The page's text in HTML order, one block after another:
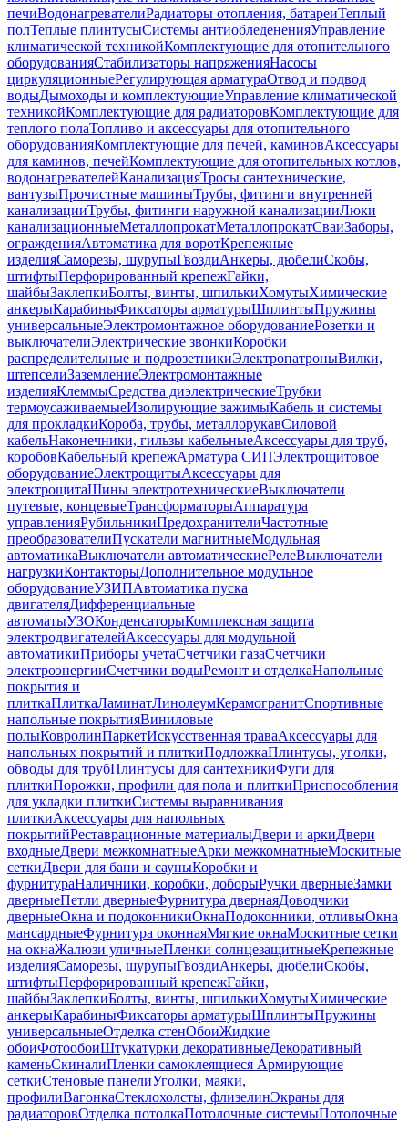
печиВодонагревателиРадиаторы отопления, батареиТеплый
полТеплые плинтусыСистемы антиобледененияУправление
климатической техникойКомплектующие для отопительного
оборудованияСтабилизаторы напряженияНасосы
циркуляционныеРегулирующая арматураОтвод и подвод
водыДымоходы и комплектующиеУправление климатической
техникойКомплектующие для радиаторовКомплектующие для
теплого полаТопливо и аксессуары для отопительного
оборудованияКомплектующие для печей, каминовАксессуары
для каминов, печейКомплектующие для отопительных котлов,
водонагревателейКанализацияТросы сантехнические,
вантузыПрочистные машиныТрубы, фитинги внутренней
канализацииТрубы, фитинги наружной канализацииЛюки
канализационныеМеталлопрокатМеталлопрокатСваиЗаборы,
огражденияАвтоматика для воротКрепежные
изделияСаморезы, шурупыГвоздиАнкеры, дюбелиСкобы,
штифтыПерфорированный крепежГайки,
шайбыЗаклепкиБолты, винты, шпилькиХомутыХимические
анкерыКарабиныФиксаторы арматурыШплинтыПружины
универсальныеЭлектромонтажное оборудованиеРозетки и
выключателиЭлектрические звонкиКоробки
распределительные и подрозетникиЭлектропатроныВилки,
штепселиЗаземлениеЭлектромонтажные
изделияКлеммыСредства диэлектрическиеТрубки
термоусаживаемыеИзолирующие зажимыКабель и системы
для прокладкиКороба, трубы, металлорукавСиловой
кабельНаконечники, гильзы кабельныеАксессуары для труб,
коробовКабельный крепежАрматура СИПЭлектрощитовое
оборудованиеЭлектрощитыАксессуары для
электрощитаШины электротехническиеВыключатели
путевые, концевыеТрансформаторыАппаратура
управленияРубильникиПредохранителиЧастотные
преобразователиПускатели магнитныеМодульная
автоматикаВыключатели автоматическиеРелеВыключатели
нагрузкиКонтакторыДополнительное модульное
оборудованиеУЗИПАвтоматика пуска
двигателяДифференциальные
автоматыУЗОКонденсаторыКомплексная защита
электродвигателейАксессуары для модульной
автоматикиПриборы учетаСчетчики газаСчетчики
электроэнергииСчетчики водыРемонт и отделкаНапольные
покрытия и
плиткаПлиткаЛаминатЛинолеумКерамогранитСпортивные
напольные покрытияВиниловые
полыКовролинПаркетИскусственная траваАксессуары для
напольных покрытий и плиткиПодложкаПлинтусы, уголки,
обводы для трубПлинтусы для сантехникиФуги для
плиткиПорожки, профили для пола и плиткиПриспособления
для укладки плиткиСистемы выравнивания
плиткиАксессуары для напольных
покрытийРеставрационные материалыДвери и аркиДвери
входныеДвери межкомнатныеАрки межкомнатныеМоскитные
сеткиДвери для бани и сауныКоробки и
фурнитураНаличники, коробки, доборыРучки дверныеЗамки
дверныеПетли дверныеФурнитура двернаяДоводчики
дверныеОкна и подоконникиОкнаПодоконники, отливыОкна
мансардныеФурнитура оконнаяМягкие окнаМоскитные сетки
на окнаЖалюзи уличныеПленки солнцезащитныеКрепежные
изделияСаморезы, шурупыГвоздиАнкеры, дюбелиСкобы,
штифтыПерфорированный крепежГайки,
шайбыЗаклепкиБолты, винты, шпилькиХомутыХимические
анкерыКарабиныФиксаторы арматурыШплинтыПружины
универсальныеОтделка стенОбоиЖидкие
обоиФотообоиШтукатурки декоративныеДекоративный
каменьСкиналиПленки самоклеящиеся Армирующие
сеткиСтеновые панелиУголки, маяки,
профилиВагонкаСтеклохолсты, флизелинЭкраны для
радиаторовОтделка потолкаПотолочные системыПотолочные